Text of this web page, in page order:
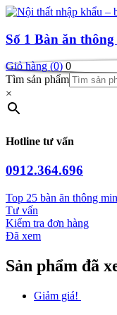
Số 1 Bàn ăn
Giỏ hàng (0) 0
Tìm sản phẩm
×
Hotline tư vấn
0912.364.696
Top 25 bàn ăn thông
Tư vấn
Kiểm tra đơn hàng
Đã xem
Sản phẩm đã
Giảm giá!